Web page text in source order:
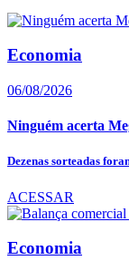
Economia
06/08/2026
Ninguém acerta
Dezenas sorteadas
ACESSAR
Economia